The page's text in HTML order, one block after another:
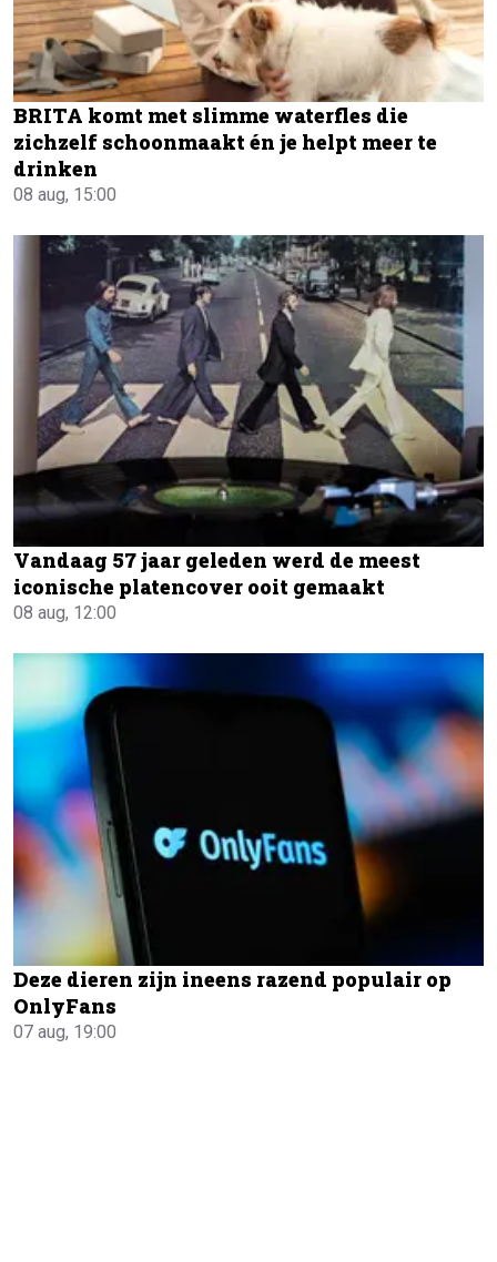
BRITA komt met slimme waterfles die
zichzelf schoonmaakt én je helpt meer te
drinken
08 aug, 15:00
Vandaag 57 jaar geleden werd de meest
iconische platencover ooit gemaakt
08 aug, 12:00
Deze dieren zijn ineens razend populair op
OnlyFans
07 aug, 19:00